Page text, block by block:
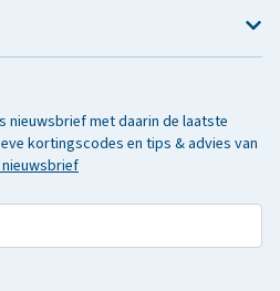
nieuwsbrief met daarin de laatste
kortingscodes en tips & advies van